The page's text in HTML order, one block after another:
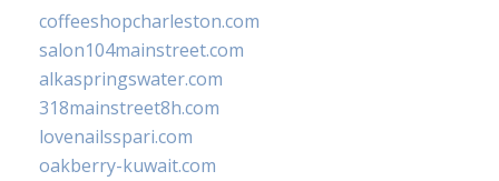
coffeeshopcharleston.com
salon104mainstreet.com
alkaspringswater.com
318mainstreet8h.com
lovenailsspari.com
oakberry-kuwait.com